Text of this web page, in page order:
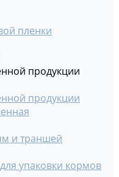
пленки
продукции
продукции
и траншей
упаковки кормов